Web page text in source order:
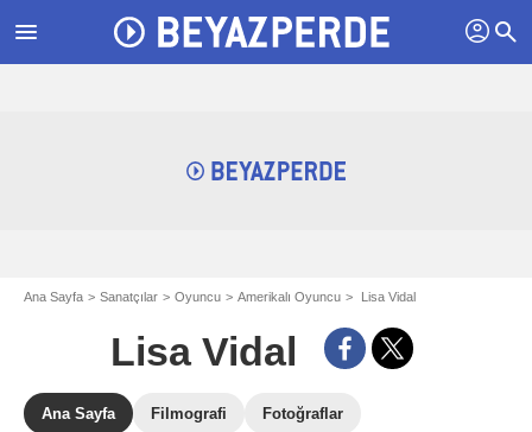
menu profil search
Ana Sayfa Sanatçılar Oyuncu Amerikalı Oyuncu Lisa Vidal
Lisa Vidal
Ana Sayfa Filmografi Fotoğraflar